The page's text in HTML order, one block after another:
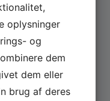
maskiner
›
oplysninger
og
dem
dem eller
brug af deres